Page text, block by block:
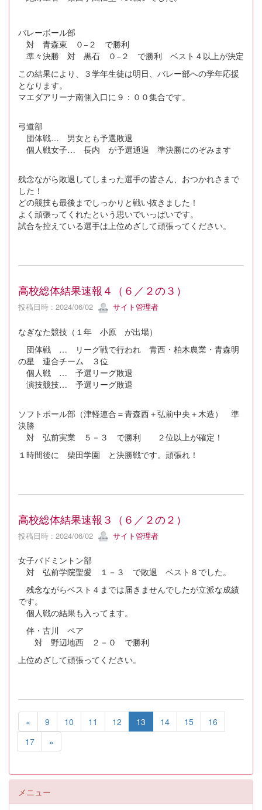
バレーボール部
対 青森東 ０−２ で勝利
準々決勝 対 黒石 ０−２ で勝利 ベスト４以上が決定
この結果により、３学年生徒は明日、バレー部への学年応援
となります。
マエダアリーナ南側入口に９：００集合です。
弓道部
団体戦… 男女とも予選敗退
個人戦女子… 長内 が予選通過 準決勝にのぞみます
残念ながら敗退してしまった選手の皆さん、おつかれさまで
した！
どの競技も最後までしっかりと戦い抜きました！
よく頑張ってくれたという思いでいっぱいです。
試合を控えている選手は上位めざして頑張ってください。
高校総体結果速報４（６／２の３）
投稿日時 : 2024/06/02 サイト管理者
なぎなた競技（１年 小原 が出場）
団体戦 … リーグ戦で行われ 青西・柏木農業・青森明
の星 連合チーム ３位
個人戦 … 予選リーグ敗退
演技競技… 予選リーグ敗退
ソフトボール部（津軽連合＝青森西＋弘前中央＋木造） 準
決勝
対 弘前実業 ５－３ で勝利 ２位以上が確定！
１時間後に 柴田学園 と決勝戦です。頑張れ！
高校総体結果速報３（６／２の２）
投稿日時 : 2024/06/02 サイト管理者
女子バドミントン部
対 弘前学院聖愛 １－３ で敗退 ベスト８でした。
残念ながらベスト４までは届きませんでしたが立派な成績
です。
個人戦の結果も入ってます。
伴・古川 ペア
対 野辺地西 ２－０ で勝利
上位めざして頑張ってください。
« 9 10 11 12 13 14 15
16
17
»
メニュー